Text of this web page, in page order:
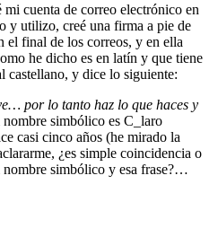
cuenta de correo electrónico en
y utilizo, creé una firma a pie de
el final de los correos, y en ella
he dicho es en latín y que tiene
castellano, y dice lo siguiente:
por lo tanto haz lo que haces y
simbólico es C_laro
casi cinco años (he mirado la
¿es simple coincidencia o
nombre simbólico y esa frase?…